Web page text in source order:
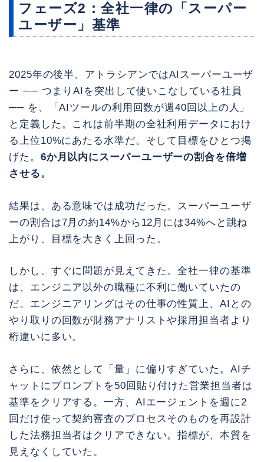
フェーズ2：全社一律の「スーパー
ユーザー」基準
2025年の後半、アトラシアンではAIスーパーユーザ
ー ── つまりAIを突出して使いこなしている社員
── を、「AIツールの利用回数が週40回以上の人」
と定義した。これは前半期の全社利用データにおけ
る上位10%にあたる水準だ。そして目標をひとつ掲
げた。 6か月以内にスーパーユーザーの割合を倍増
させる。
結果は、ある意味では成功だった。スーパーユーザ
ーの割合は7月の約14%から12月には34%へと跳ね
上がり、目標を大きく上回った。
しかし、すぐに問題が見えてきた。全社一律の基準
は、エンジニア以外の職種に不利に働いていたの
だ。エンジニアリングはその仕事の性質上、AIとの
やり取りの回数が財務アナリストや採用担当者より
桁違いに多い。
さらに、依然として「量」に偏りすぎていた。AIチ
ャットにプロンプトを50回貼り付けた営業担当者は
基準をクリアする。一方、AIエージェントを週に2
回だけ使って契約審査のプロセスそのものを再設計
した法務担当者はクリアできない。指標が、本質を
見えなくしていた。